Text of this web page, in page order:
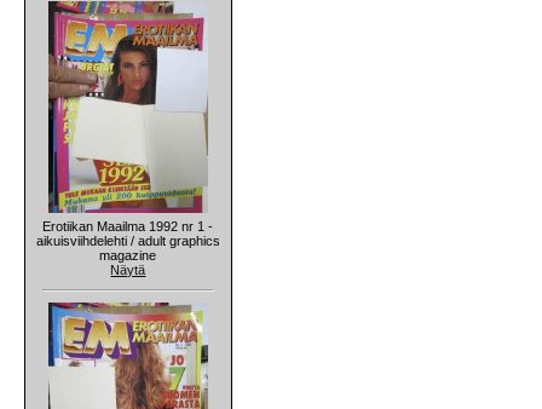
Erotiikan Maailma 1992 nr 1 -
aikuisviihdelehti / adult graphics
magazine
Näytä